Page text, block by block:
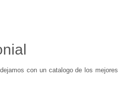
con un catalogo de los mejores